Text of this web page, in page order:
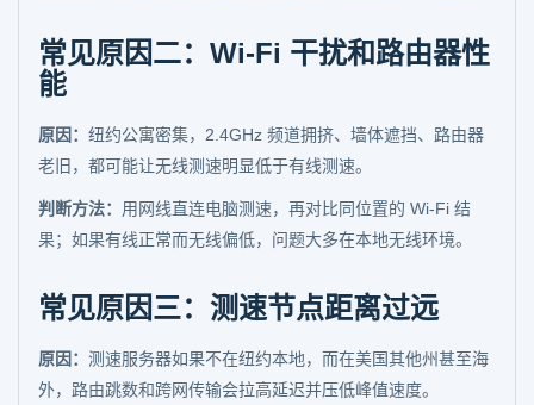
常见原因二：Wi-Fi 干扰和路由器性
能
原因： 纽约公寓密集，2.4GHz 频道拥挤、墙体遮挡、路由器
老旧，都可能让无线测速明显低于有线测速。
判断方法： 用网线直连电脑测速，再对比同位置的 Wi-Fi 结
果；如果有线正常而无线偏低，问题大多在本地无线环境。
常见原因三：测速节点距离过远
原因： 测速服务器如果不在纽约本地，而在美国其他州甚至海
外，路由跳数和跨网传输会拉高延迟并压低峰值速度。